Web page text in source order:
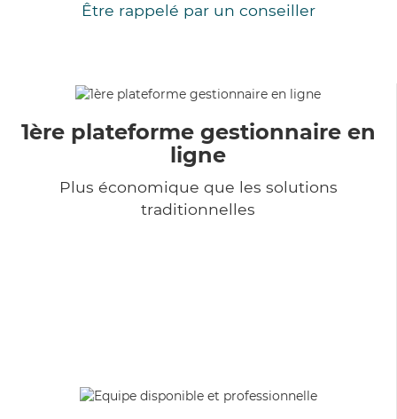
Être rappelé par un conseiller
1ère plateforme gestionnaire en
ligne
Plus économique que les solutions
traditionnelles